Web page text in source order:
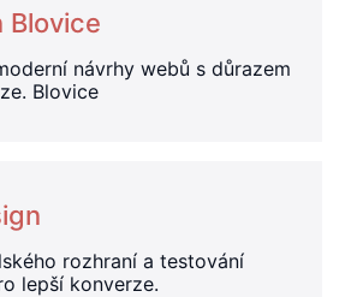
Blovice
návrhy webů s důrazem
Blovice
rozhraní a testování
lepší konverze.